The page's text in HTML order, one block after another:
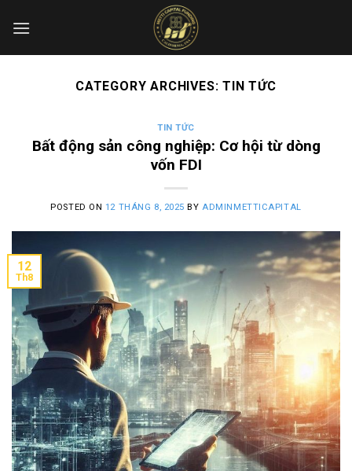
CATEGORY ARCHIVES:TIN TỨC
TIN TỨC
Bất động sản công nghiệp: Cơ hội từ dòng
vốn FDI
POSTED ON 12 THÁNG 8, 2025 BY ADMINMETTICAPITAL
12
Th8